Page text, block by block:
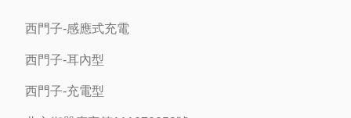
西門子-感應式充電
西門子-耳內型
西門子-充電型